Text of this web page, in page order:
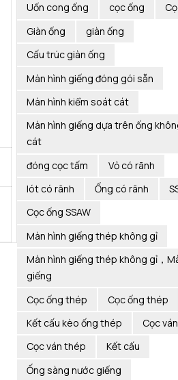
Uốn cong ống
cọc ống
Giàn ống
giàn ống
Cấu trúc giàn ống
Màn hình giếng đóng gói sẵn
Màn hình kiểm soát cát
Màn hình giếng dựa trên ống
cát
đóng cọc tấm
Vỏ có rãnh
lót có rãnh
Ống có rãnh
Cọc ống SSAW
Màn hình giếng thép không gỉ
Màn hình giếng thép không gỉ，
giếng
Cọc ống thép
Cọc ống thép
Kết cấu kèo ống thép
Cọc
Cọc ván thép
Kết cấu
Ống sàng nước giếng